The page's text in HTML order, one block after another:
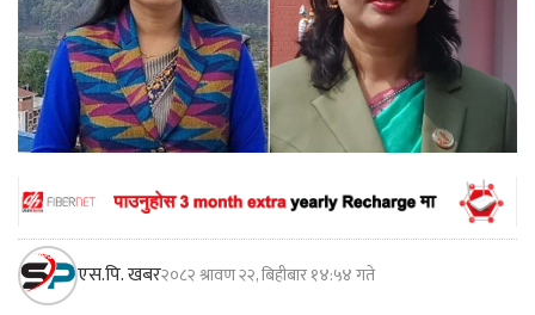
एस.पि. खबर२०८२ श्रावण २२, बिहीबार १४:५४ गते